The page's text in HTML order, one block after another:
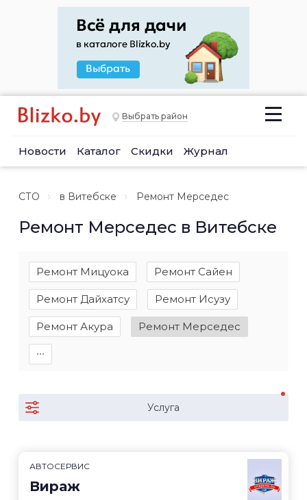
Выбрать район
Новости Каталог Скидки Журнал
СТО в Витебске Ремонт Мерседес
Ремонт Мерседес в Витебске
Ремонт Мицуока Ремонт Сайен
Ремонт Дайхатсу Ремонт Исузу
Ремонт Акура Ремонт Мерседес
∙∙∙
Услуга
АВТОСЕРВИС
Вираж